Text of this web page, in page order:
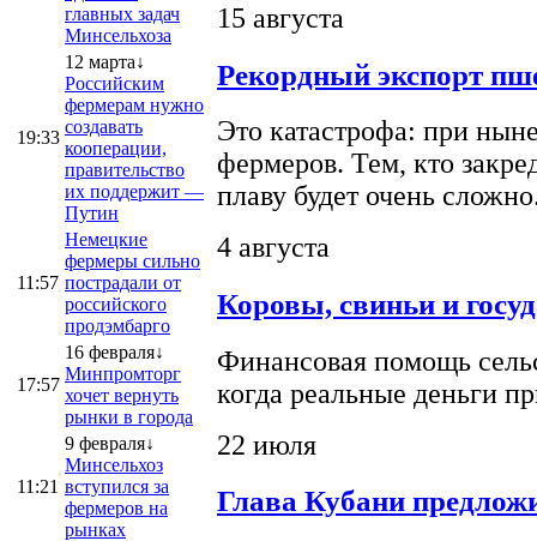
главных задач
Минсельхоза
19:33
12 марта↓
Российским
фермерам нужно
создавать
кооперации,
правительство
их поддержит —
Путин
11:57
Немецкие
фермеры сильно
пострадали от
российского
продэмбарго
17:57
16 февраля↓
Минпромторг
хочет вернуть
рынки в города
11:21
9 февраля↓
Минсельхоз
вступился за
фермеров на
рынках
15 августа
Рекордный экспорт
Это катастрофа: при
фермеров. Тем, кто
плаву будет очень
4 августа
Коровы, свиньи и
Финансовая помощь
когда реальные деньги
22 июля
Глава Кубани